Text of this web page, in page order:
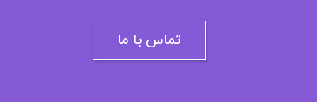
تماس با ما